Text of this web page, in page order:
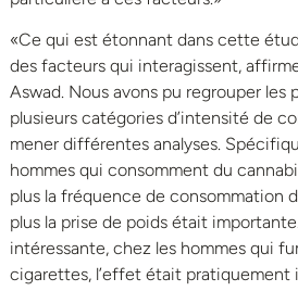
«Ce qui est étonnant dans cette
des facteurs qui interagissent,
Aswad. Nous avons pu regrouper les
plusieurs catégories d’intensité de
mener différentes analyses.
hommes qui consomment du
plus la fréquence de consommation
plus la prise de poids était
intéressante, chez les hommes qui
cigarettes, l’effet était pratiquement